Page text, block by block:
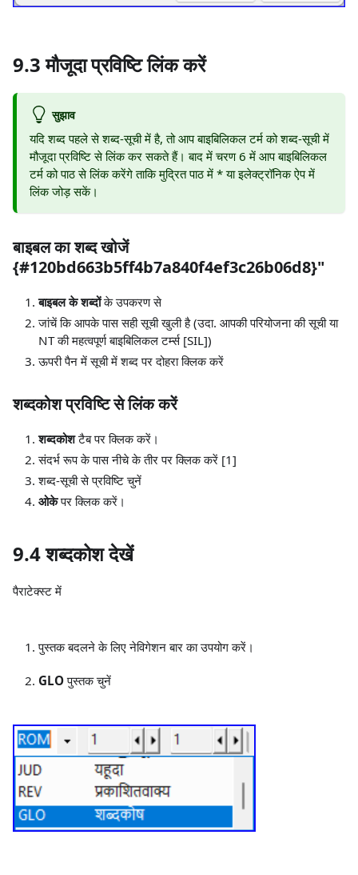
9.3 मौजूदा प्रविष्टि लिंक करें
सुझाव
यदि शब्द पहले से शब्द-सूची में है, तो आप बाइबिलिकल टर्म को शब्द-सूची में
मौजूदा प्रविष्टि से लिंक कर सकते हैं। बाद में चरण 6 में आप बाइबिलिकल
टर्म को पाठ से लिंक करेंगे ताकि मुद्रित पाठ में *या इलेक्ट्रॉनिक ऐप में
लिंक जोड़ सकें।
बाइबल का शब्द खोजें
{#120bd663b5ff4b7a840f4ef3c26b06d8}"
बाइबल के शब्दोंके उपकरण से
जांचें कि आपके पास सही सूची खुली है (उदा. आपकी परियोजना की सूची या
NT की महत्वपूर्ण बाइबिलिकल टर्म्स [SIL])
ऊपरी पैन में सूची में शब्द पर दोहरा क्लिक करें
शब्दकोश प्रविष्टि से लिंक करें
शब्दकोशटैब पर क्लिक करें।
संदर्भ रूप के पास नीचे के तीर पर क्लिक करें [1]
शब्द-सूची से प्रविष्टि चुनें
ओकेपर क्लिक करें।
9.4 शब्दकोश देखें
पैराटेक्स्ट में
पुस्तक बदलने के लिए नेविगेशन बार का उपयोग करें।
GLOपुस्तक चुनें